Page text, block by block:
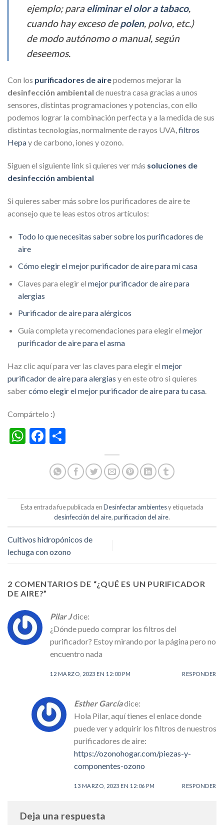
ejemplo; paraeliminar el olor a tabaco,
cuando hay exceso depolen, polvo, etc.)
de modo autónomo o manual, según
deseemos.
Con los purificadores de airepodemos mejorar la
desinfección ambiental de nuestra casa gracias a unos
sensores, distintas programaciones y potencias, con ello
podemos lograr la combinación perfecta y a la medida de sus
distintas tecnologías, normalmente de rayos UVA,filtros
Hepay de carbono, iones y ozono.
Siguen el siguiente link si quieres ver más soluciones de
desinfección ambiental
Si quieres saber más sobre los purificadores de aire te
aconsejo que te leas estos otros artículos:
Todo lo que necesitas saber sobre los purificadores de
aire
Cómo elegir el mejor purificador de aire para mi casa
Claves para elegir el mejor purificador de aire para
alergias
Purificador de aire para alérgicos
Guía completa y recomendaciones para elegir el mejor
purificador de aire para el asma
Haz clic aquí para ver las claves para elegir el mejor
purificador de aire para alergias y en este otro si quieres
sabercómo elegir el mejor purificador de aire para tu casa
Compártelo :)
WhatsApp
Facebook
Esta entrada fue publicada enDesinfectar ambientesy etiquetada
desinfección del aire,purificacion del aire.
Cultivos hidropónicos de
lechuga con ozono
2 COMENTARIOS DE “¿QUÉ ES UN PURIFICADOR
DE AIRE?”
Pilar Jdice:
¿Dónde puedo comprar los filtros del
purificador? Estoy mirando por la página pero no
encuentro nada
12 MARZO, 2023 EN 12:00 PM RESPONDER
Esther Garcíadice:
Hola Pilar, aquí tienes el enlace donde
puede ver y adquirir los filtros de nuestros
purificadores de aire:
https://ozonohogar.com/piezas-y-
componentes-ozono
13 MARZO, 2023 EN 12:06 PM RESPONDER
Deja una respuesta